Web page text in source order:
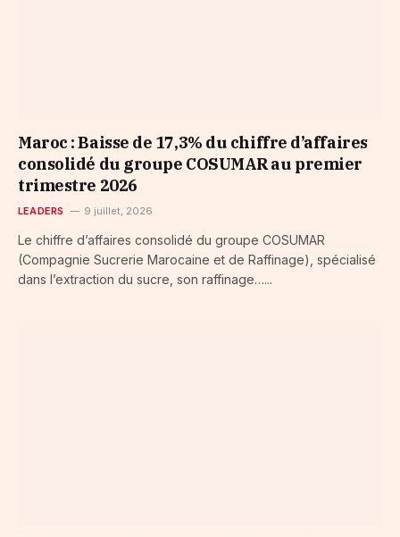
Maroc : Baisse de 17,3% du chiffre d’affaires
consolidé du groupe COSUMAR au premier
trimestre 2026
LEADERS 9 juillet, 2026
Le chiffre d’affaires consolidé du groupe COSUMAR
(Compagnie Sucrerie Marocaine et de Raffinage), spécialisé
dans l’extraction du sucre, son raffinage…...